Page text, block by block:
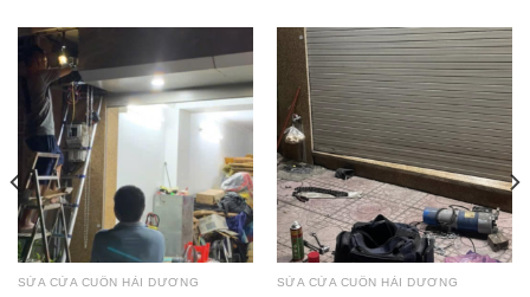
SỬA CỬA CUỐN HẢI DƯƠNG SỬA CỬA CUỐN HẢI DƯƠNG